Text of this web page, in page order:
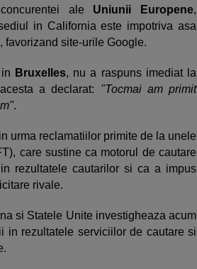
ale Uniunii Europene,
in California este impotriva asa
favorizand site-urile Google.
Bruxelles, nu a raspuns imediat la
a declarat: "Tocmai am primit
.
urma reclamatiilor primite de la unele
care sustine ca motorul de cautare
rezultatele cautarilor si ca a impus
rivale.
si Statele Unite investigheaza acum
in rezultatele serviciilor de cautare si